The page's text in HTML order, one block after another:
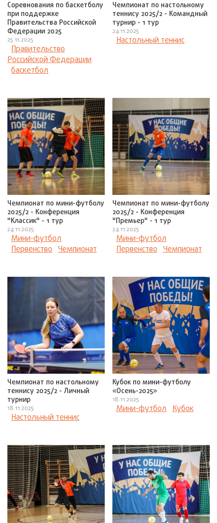
Соревнования по баскетболу
при поддержке
Правительства Российской
Федерации 2025
25.11.2025
Правительство
Российской Федерации
баскетбол
Чемпионат по настольному
теннису 2025/2 - Командный
турнир - 1 тур
24.11.2025
Настольный теннис
Чемпионат по мини-футболу
2025/2 - Конференция
"Классик" - 1 тур
24.11.2025
Мини-футбол
Первенство Чемпионат
Чемпионат по мини-футболу
2025/2 - Конференция
"Премьер" - 1 тур
24.11.2025
Мини-футбол
Первенство Чемпионат
Чемпионат по настольному
теннису 2025/2 - Личный
турнир
18.11.2025
Настольный теннис
Кубок по мини-футболу
«Осень-2025»
18.11.2025
Мини-футбол Кубок